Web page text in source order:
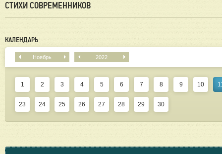
СТИХИ СОВРЕМЕННИКОВ
КАЛЕНДАРЬ
Ноябрь 2022
1 2 3 4 5 6 7 8 9 10
23 24 25 26 27 28 29 30